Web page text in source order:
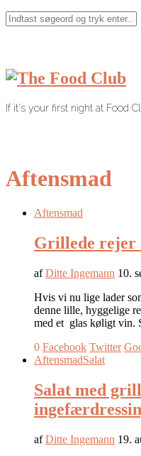
If it's your first night at Food
Aftensmad
Aftensmad
Grillede rejer
afDitte Ingemann 10.
Hvis vi nu lige lader
denne lille, hyggelige
med et glas køligt vin.
0 Facebook Twitter
AftensmadSalat
Salat med
afDitte Ingemann 19.